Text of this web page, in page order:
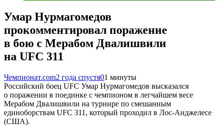
Умар Нурмагомедов
прокомментировал поражение
в бою с Мерабом Двалишвили
на UFC 311
Чемпионат.com2 года спустя01 минуты
Российский боец UFC Умар Нурмагомедов высказался
о поражении в поединке с чемпионом в легчайшем весе
Мерабом Двалишвили на турнире по смешанным
единоборствам UFC 311, который проходил в Лос-Анджелесе
(США).